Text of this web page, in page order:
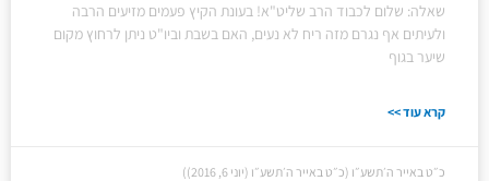
שאלה: שלום לכבוד הרב שליט"א! בעונת הקיץ פעמים מזיעים הרבה
ולעיתים אף נגרם מזה ריח לא נעים, האם בשבת וביו"ט ניתן לרחוץ מקום
שיער בגוף
קרא עוד >>
כ״ט באייר ה׳תשע״ו (כ״ט באייר ה׳תשע״ו (יוני 6, 2016))